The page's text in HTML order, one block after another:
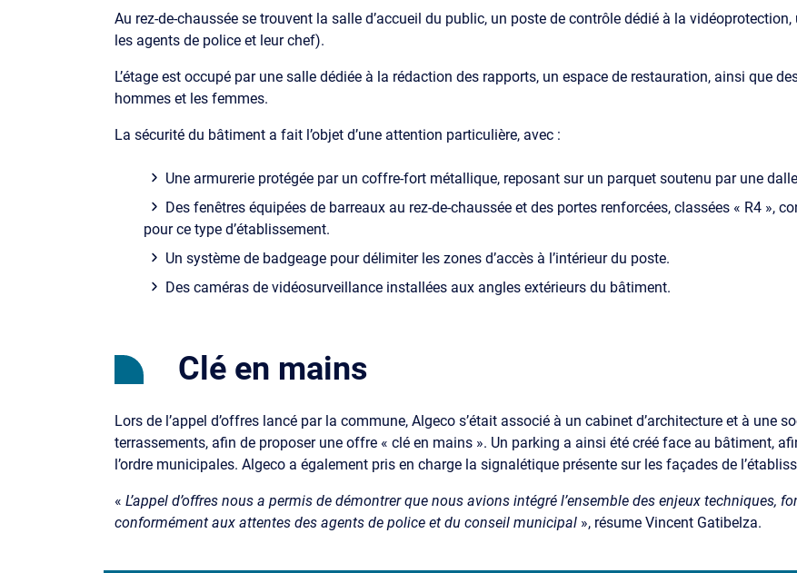
Au rez-de-chaussée se trouvent la salle d’accueil du public, un poste de contrôle dédié à la
les agents de police et leur chef).
L’étage est occupé par une salle dédiée à la rédaction des rapports, un espace de restauration, ainsi que
hommes et les femmes.
La sécurité du bâtiment a fait l’objet d’une attention particulière, avec :
Une armurerie protégée par un coffre-fort métallique, reposant sur un parquet soutenu par une
Des fenêtres équipées de barreaux au rez-de-chaussée et des portes renforcées, classées « R4 »,
pour ce type d’établissement.
Un système de badgeage pour délimiter les zones d’accès à l’intérieur du poste.
Des caméras de vidéosurveillance installées aux angles extérieurs du bâtiment.
Clé en mains
Lors de l’appel d’offres lancé par la commune, Algeco s’était associé à un cabinet d’architecture et à une
terrassements, afin de proposer une offre « clé en mains ». Un parking a ainsi été créé face au bâtiment,
l’ordre municipales. Algeco a également pris en charge la signalétique présente sur les façades de
« L’appel d’offres nous a permis de démontrer que nous avions intégré l’ensemble des enjeux techniques,
conformément aux attentes des agents de police et du conseil municipal », résume Vincent Gatibelza.